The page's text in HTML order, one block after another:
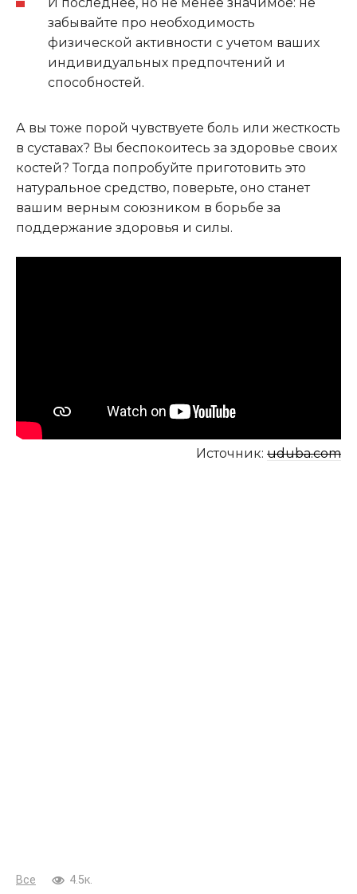
забывайте про необходимость
физической активности с учетом ваших
индивидуальных предпочтений и
способностей.
А вы тоже порой чувствуете боль или жесткость
в суставах? Вы беспокоитесь за здоровье своих
костей? Тогда попробуйте приготовить это
натуральное средство, поверьте, оно станет
вашим верным союзником в борьбе за
поддержание здоровья и силы.
Источник: uduba.com
Все 4.5к.